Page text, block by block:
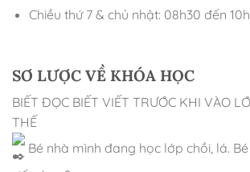
Chiều thứ 7 & chủ nhật: 08h30 đến
SƠ LƯỢC VỀ KHÓA HỌC
BIẾT ĐỌC BIẾT VIẾT TRƯỚC KHI VÀO
THẾ
Bé nhà mình đang học lớp chồi, lá.